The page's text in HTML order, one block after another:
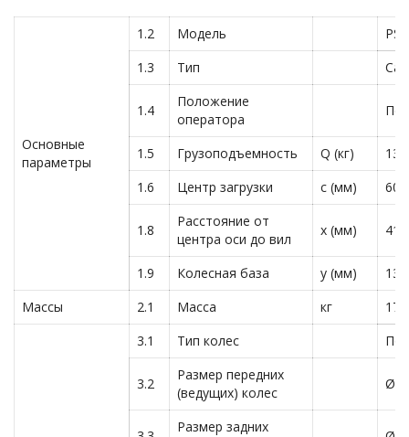
Основные
параметры
1.2 Модель
1.3
Тип
1.4
Положение
оператора
1.5 Грузоподъемность Q (кг)
1.6
Центр загрузки c (мм) 600
1.8
Расстояние от
центра оси до вил
x (мм) 415
1.9 Колесная база y (мм)
Массы
2.1 Масса кг
3.1 Тип колес
3.2
Размер передних
(ведущих) колес
Размер задних